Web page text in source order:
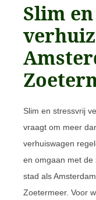
Slim
Slim en stressvrij
vraagt om meer
verhuiswagen
en omgaan met de
stad als
Zoetermeer. Voor